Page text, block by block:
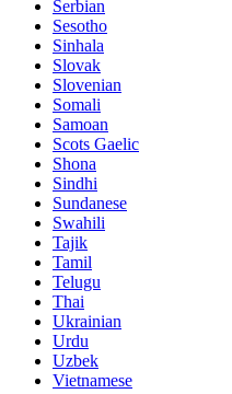
Serbian
Sesotho
Sinhala
Slovak
Slovenian
Somali
Samoan
Scots Gaelic
Shona
Sindhi
Sundanese
Swahili
Tajik
Tamil
Telugu
Thai
Ukrainian
Urdu
Uzbek
Vietnamese